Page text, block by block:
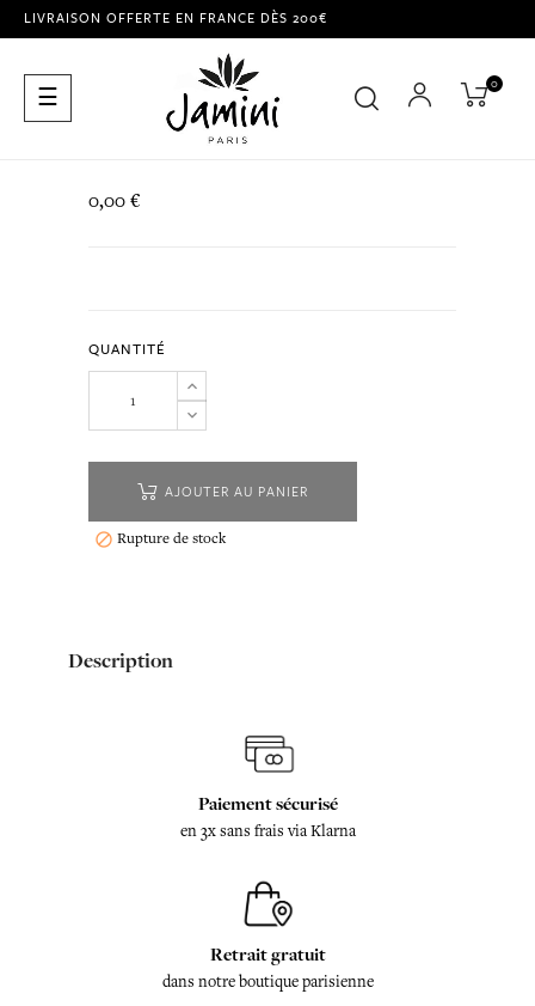
LIVRAISON OFFERTE EN FRANCE DÈS 200€
Basculer
la
☰ 0
0,00 €
QUANTITÉ
AJOUTER AU PANIER
 Rupture de stock
Description
Paiement sécurisé
en 3x sans frais via Klarna
Retrait gratuit
dans notre boutique parisienne